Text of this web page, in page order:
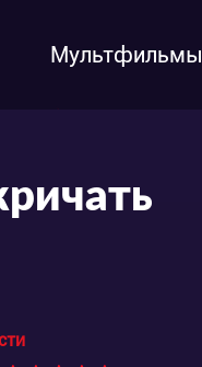
Мультфильмы